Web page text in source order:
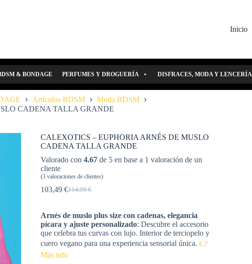
Inicio
& BONDAGE PERFUMES Y DROGUERÍA DISFRACES, MODA Y LENCERÍA
Artículos BDSM
Moda BDSM
CADENA TALLA GRANDE
CALEXOTICS – EUPHORIA ARNÉS DE MUSLO
CADENA TALLA GRANDE
Valorado con 4.67 de 5 en base a 1 valoración de un
cliente
(3 valoraciones de clientes)
114,99€
El
original
era:
114,99 €.
103,49 €El
actual
es:
103,49 €.
Arnés de muslo plus size con cadenas, elegancia
pícara y ajuste personalizado: Descubre el accesorio
que celebra tus curvas con lujo. Interior de terciopelo y
cuero vegano para una experiencia sensorial única. 👉
Más info